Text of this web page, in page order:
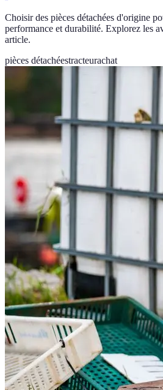
Choisir des pièces détachées d'origine
performance et durabilité. Explorez les
article.
pièces détachéestracteurachat